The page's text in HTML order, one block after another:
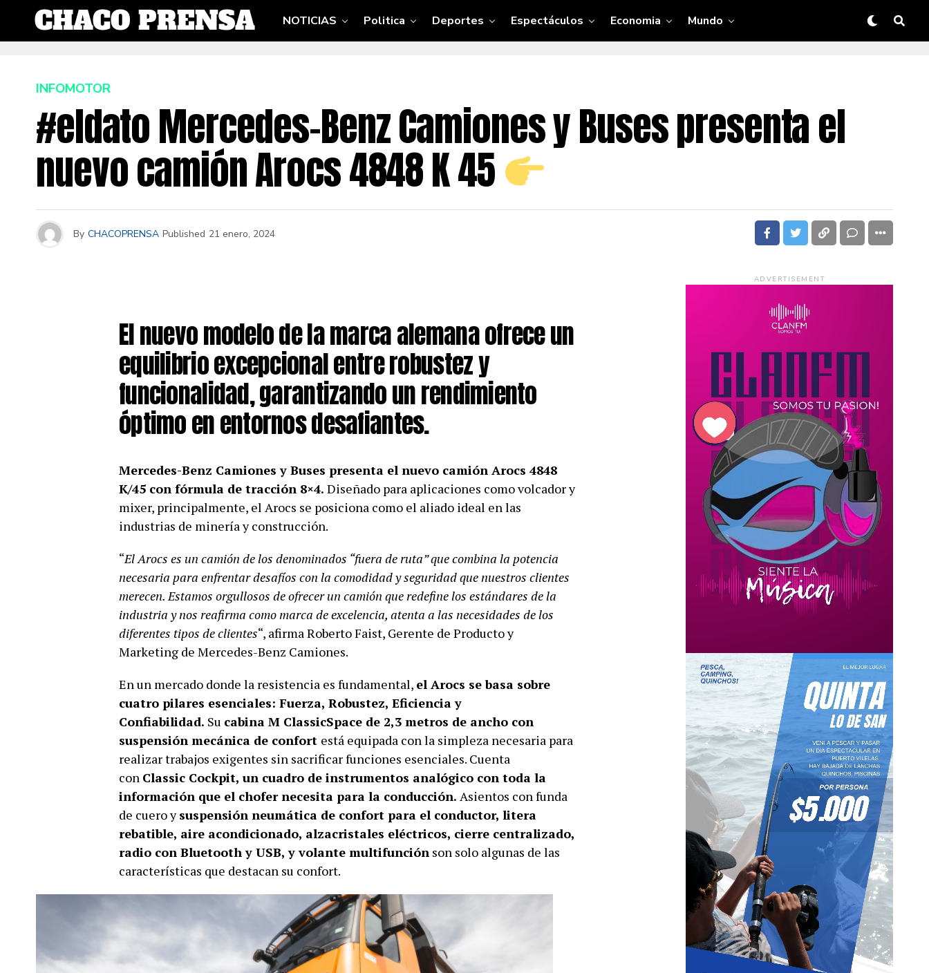
NOTICIAS Politica Deportes Espectáculos Economia Mundo
INFOMOTOR
#eldato Mercedes-Benz Camiones y Buses presenta el
nuevo camión Arocs 4848 K 45
By CHACOPRENSA Published 21 enero, 2024
El nuevo modelo de la marca alemana ofrece un
equilibrio excepcional entre robustez y
funcionalidad, garantizando un rendimiento
óptimo en entornos desafiantes.
Mercedes-Benz Camiones y Buses presenta el nuevo camión Arocs 4848
K/45 con fórmula de tracción 8×4. Diseñado para aplicaciones como volcador y
mixer, principalmente, el Arocs se posiciona como el aliado ideal en las
industrias de minería y construcción.
“El Arocs es un camión de los denominados “fuera de ruta” que combina la potencia
necesaria para enfrentar desafíos con la comodidad y seguridad que nuestros clientes
merecen. Estamos orgullosos de ofrecer un camión que redefine los estándares de la
industria y nos reafirma como marca de excelencia, atenta a las necesidades de los
diferentes tipos de clientes“, afirma Roberto Faist, Gerente de Producto y
Marketing de Mercedes-Benz Camiones.
En un mercado donde la resistencia es fundamental, el Arocs se basa sobre
cuatro pilares esenciales: Fuerza, Robustez, Eficiencia y
Confiabilidad. Su cabina M ClassicSpace de 2,3 metros de ancho con
suspensión mecánica de confort está equipada con la simpleza necesaria para
realizar trabajos exigentes sin sacrificar funciones esenciales. Cuenta
con Classic Cockpit, un cuadro de instrumentos analógico con toda la
información que el chofer necesita para la conducción. Asientos con funda
de cuero ysuspensión neumática de confort para el conductor, litera
rebatible, aire acondicionado, alzacristales eléctricos, cierre centralizado,
radio con Bluetooth y USB, y volante multifunción son solo algunas de las
características que destacan su confort.
ADVERTISEMENT